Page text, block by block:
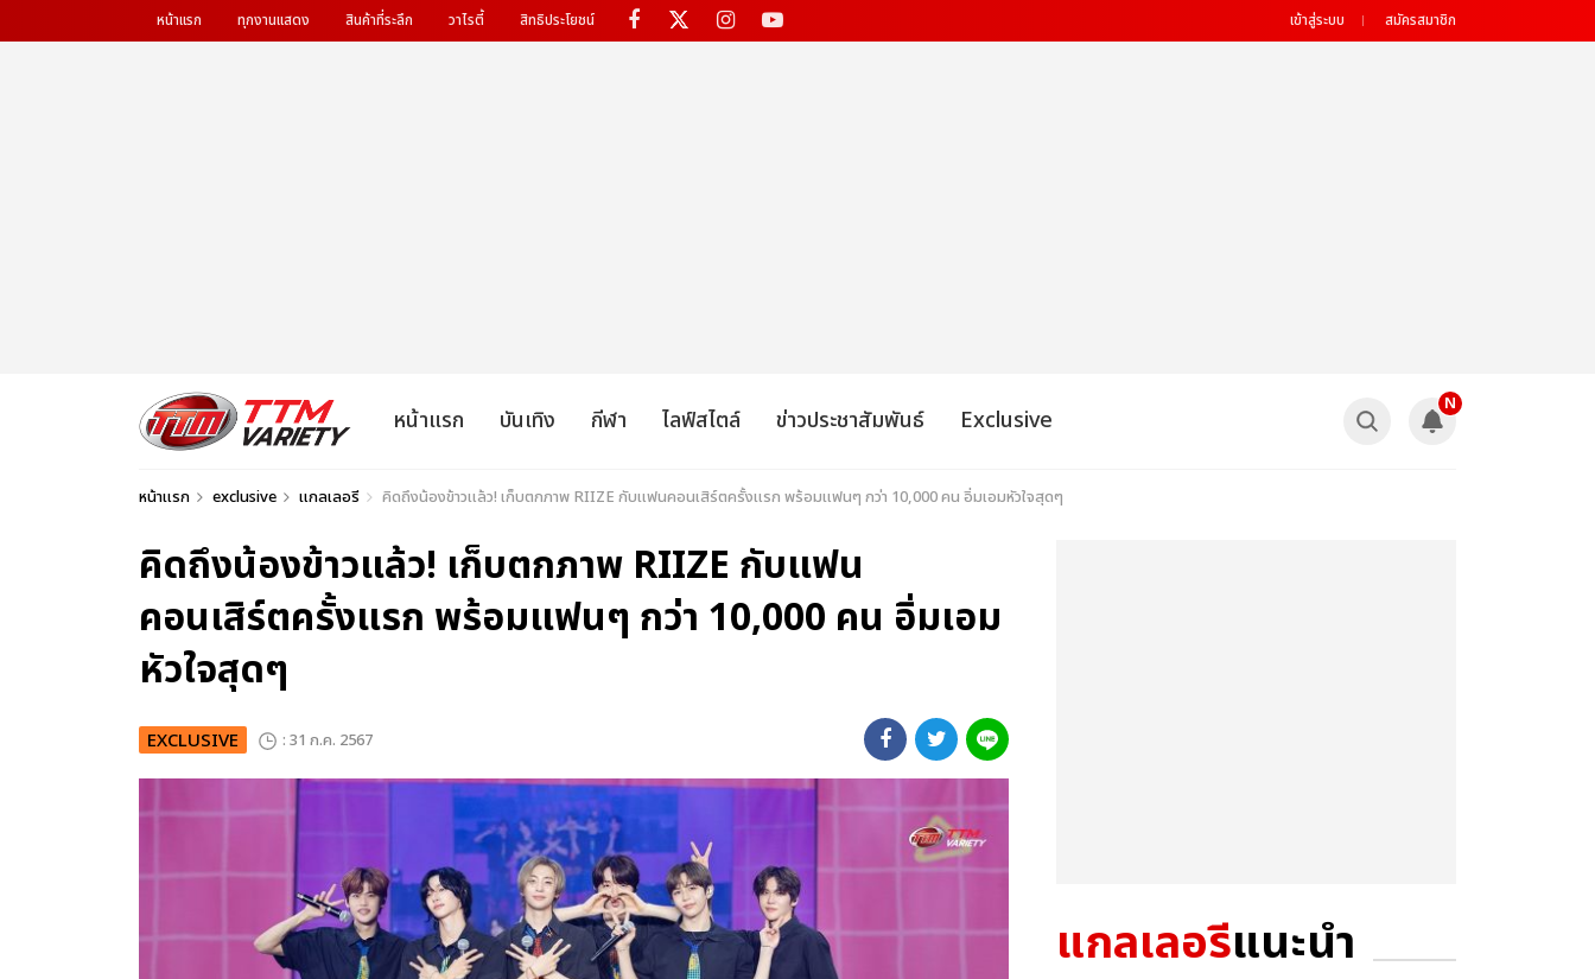
หน้าแรก ทุกงานแสดง สินค้าที่ระลึก วาไรตี้ สิทธิประโยชน์ เข้าสู่ระบบ สมัครสมาชิก
หน้าแรก บันเทิง กีฬา ไลฟ์สไตล์ ข่าวประชาสัมพันธ์ Exclusive
N
หน้าแรก exclusive แกลเลอรี คิดถึงน้องข้าวแล้ว! เก็บตกภาพ RIIZE กับแฟนคอนเสิร์ตครั้งแรก พร้อมแฟนๆ กว่า 10,000 คน อิ่มเอมหัวใจสุดๆ
คิดถึงน้องข้าวแล้ว! เก็บตกภาพ RIIZE กับแฟน
คอนเสิร์ตครั้งแรก พร้อมแฟนๆ กว่า 10,000 คน อิ่มเอม
หัวใจสุดๆ
EXCLUSIVE : 31 ก.ค. 2567
แกลเลอรีแนะนำ